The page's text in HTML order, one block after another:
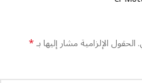
الحقول الإلزامية مشار إليها بـ*